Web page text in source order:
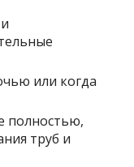
или когда
полностью,
труб и